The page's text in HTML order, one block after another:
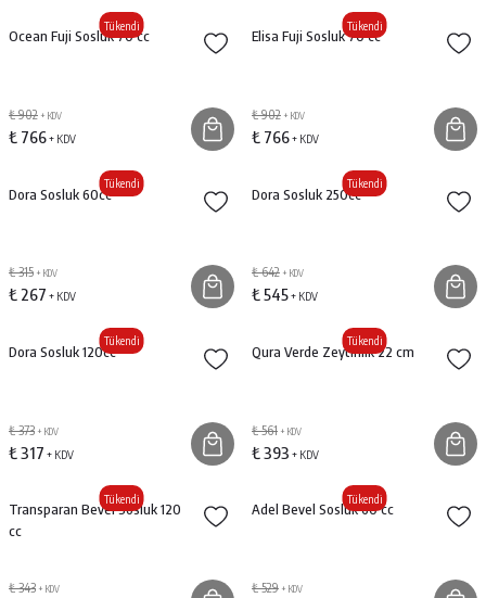
Tükendi
Ocean Fuji Sosluk 70 cc
₺ 902 + KDV
₺ 766+ KDV
Tükendi
Elisa Fuji Sosluk 70 cc
₺ 902 + KDV
₺ 766+ KDV
Tükendi
Dora Sosluk 60cc
₺ 315 + KDV
₺ 267 + KDV
Tükendi
Dora Sosluk 250cc
₺ 642 + KDV
₺ 545+ KDV
Tükendi
Dora Sosluk 120cc
₺ 373 + KDV
₺ 317 + KDV
Tükendi
Qura Verde Zeytinlik 22 cm
₺ 561 + KDV
₺ 393 + KDV
Tükendi
Transparan Bevel Sosluk 120
cc
₺ 343 + KDV
Tükendi
Adel Bevel Sosluk 60 cc
₺ 529 + KDV